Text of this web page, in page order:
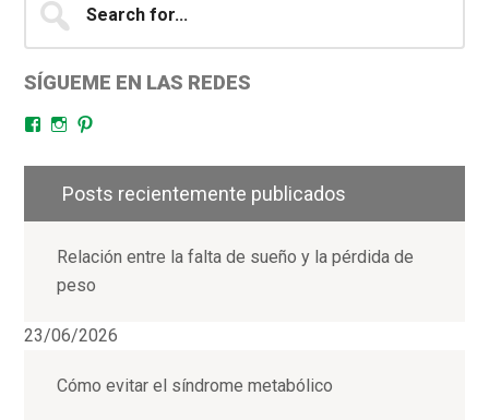
for...
SÍGUEME EN LAS REDES
FacebookInstagram
Posts recientemente publicados
Relación entre la falta de sueño y la pérdida de
peso
23/06/2026
Cómo evitar el síndrome metabólico